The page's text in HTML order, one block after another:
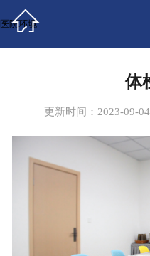

医院环境
体
更新时间：2023-09-